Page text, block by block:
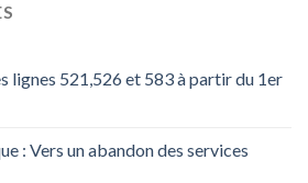
lignes 521,526 et 583 à partir du 1er
: Vers un abandon des services